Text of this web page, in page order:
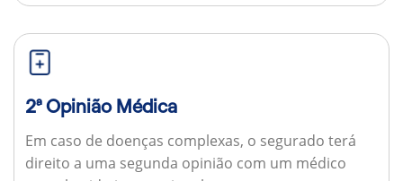
2ª Opinião Médica
Em caso de doenças complexas, o segurado terá
direito a uma segunda opinião com um médico